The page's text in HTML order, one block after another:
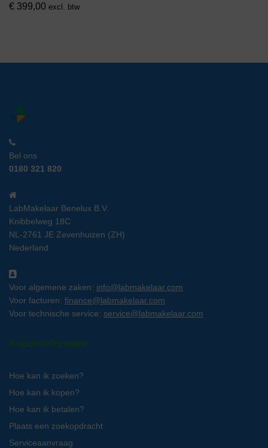
€ 399,00 excl. btw
Bel ons
0180 321 820
LabMakelaar Benelux B.V.
Knibbelweg 18C
NL-2761 JE Zevenhuizen (ZH)
Nederland
Voor algemene zaken: info@labmakelaar.com
Voor facturen: finance@labmakelaar.com
Voor technische service: service@labmakelaar.com
Kopersinformatie
Hoe kan ik zoeken?
Hoe kan ik kopen?
Hoe kan ik betalen?
Plaats een zoekopdracht
Serviceaanvraag